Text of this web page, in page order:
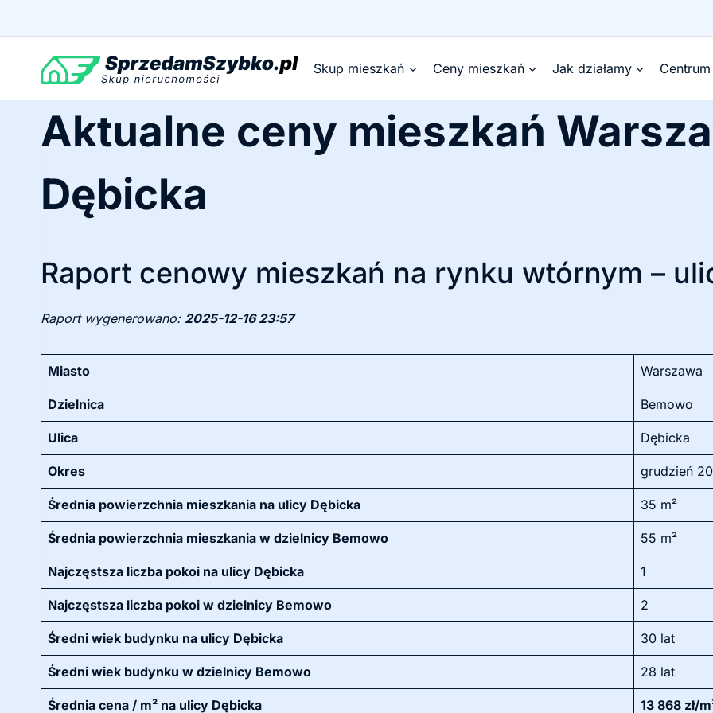
Skup mieszkań Ceny mieszkań Jak działamy
Aktualne ceny mieszkań
Dębicka
Raport cenowy mieszkań na rynku wtórnym –
Raport wygenerowano: 2025-12-16 23:57
Miasto Warszawa
Dzielnica Bemowo
Ulica Dębicka
Okres grudzień
Średnia powierzchnia mieszkania na ulicy Dębicka 35 m²
Średnia powierzchnia mieszkania w dzielnicy Bemowo 55 m²
Najczęstsza liczba pokoi na ulicy Dębicka 1
Najczęstsza liczba pokoi w dzielnicy Bemowo 2
Średni wiek budynku na ulicy Dębicka 30 lat
Średni wiek budynku w dzielnicy Bemowo 28 lat
Średnia cena / m² na ulicy Dębicka 13 868 zł/